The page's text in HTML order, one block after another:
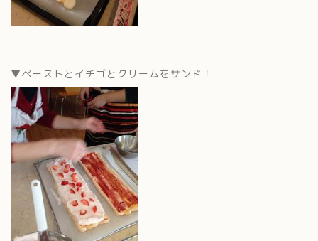
▼ペーストとイチゴとクリームをサンド！